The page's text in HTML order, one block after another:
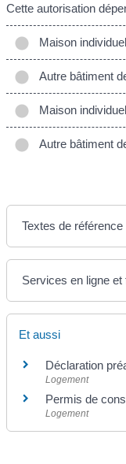
Cette autorisation
Maison
Autre bâtiment
Maison
Autre bâtiment
Textes de référence
Services en ligne et
Et aussi
Déclaration
Logement
Permis de
Logement